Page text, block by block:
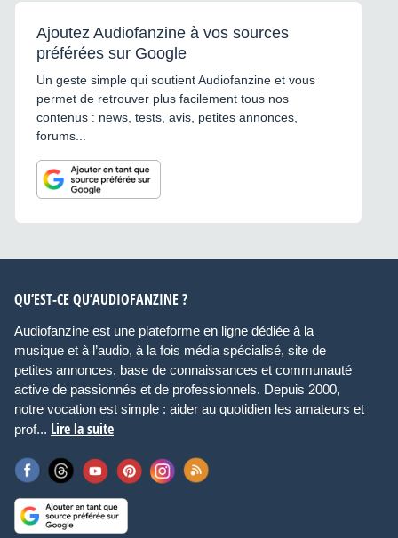
Ajoutez Audiofanzine à vos sources
préférées sur Google
Un geste simple qui soutient Audiofanzine et vous
permet de retrouver plus facilement tous nos
contenus : news, tests, avis, petites annonces,
forums...
QU’EST-CE QU’AUDIOFANZINE ?
Audiofanzine est une plateforme en ligne dédiée à la
musique et à l’audio, à la fois média spécialisé, site de
petites annonces, base de connaissances et communauté
active de passionnés et de professionnels. Depuis 2000,
notre vocation est simple : aider au quotidien les amateurs et
prof... Lire la suite